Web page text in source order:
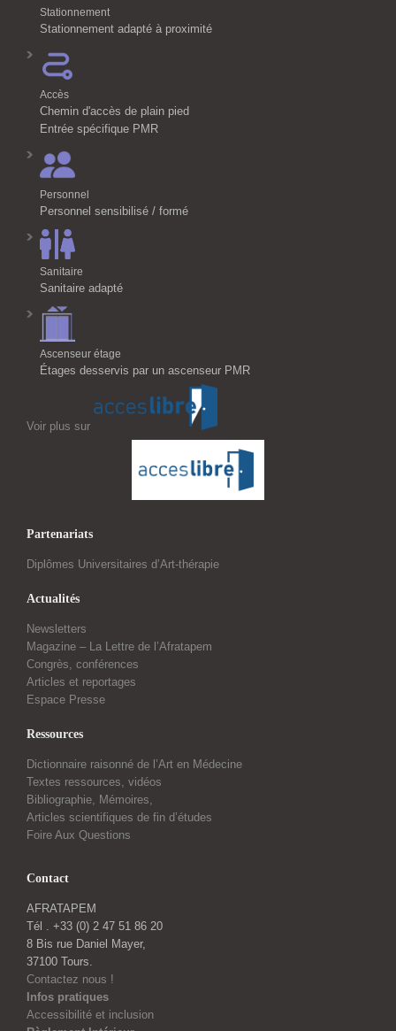
Stationnement
Stationnement adapté à proximité
Accès
Chemin d'accès de plain pied
Entrée spécifique PMR
Personnel
Personnel sensibilisé / formé
Sanitaire
Sanitaire adapté
Ascenseur étage
Étages desservis par un ascenseur PMR
Voir plus sur
Partenariats
Diplômes Universitaires d’Art-thérapie
Actualités
Newsletters
Magazine – La Lettre de l’Afratapem
Congrès, conférences
Articles et reportages
Espace Presse
Ressources
Dictionnaire raisonné de l’Art en Médecine
Textes ressources, vidéos
Bibliographie, Mémoires,
Articles scientifiques de fin d’études
Foire Aux Questions
Contact
AFRATAPEM
Tél . +33 (0) 2 47 51 86 20
8 Bis rue Daniel Mayer,
37100 Tours.
Contactez nous !
Infos pratiques
Accessibilité et inclusion